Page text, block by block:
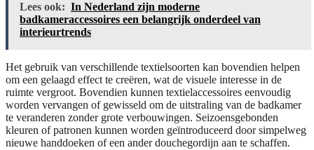
Lees ook: In Nederland zijn moderne
badkameraccessoires een belangrijk onderdeel van
interieurtrends
Het gebruik van verschillende textielsoorten kan bovendien helpen
om een gelaagd effect te creëren, wat de visuele interesse in de
ruimte vergroot. Bovendien kunnen textielaccessoires eenvoudig
worden vervangen of gewisseld om de uitstraling van de badkamer
te veranderen zonder grote verbouwingen. Seizoensgebonden
kleuren of patronen kunnen worden geïntroduceerd door simpelweg
nieuwe handdoeken of een ander douchegordijn aan te schaffen.